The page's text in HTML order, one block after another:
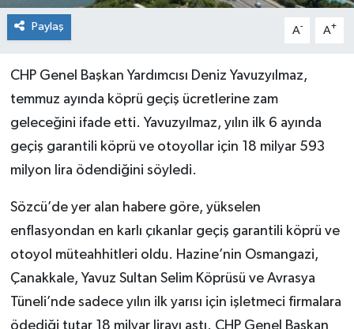
Paylaş A- A+
CHP Genel Başkan Yardımcısı Deniz Yavuzyılmaz,
temmuz ayında köprü geçiş ücretlerine zam
geleceğini ifade etti. Yavuzyılmaz, yılın ilk 6 ayında
geçiş garantili köprü ve otoyollar için 18 milyar 593
milyon lira ödendiğini söyledi.
Sözcü’de yer alan habere göre, yükselen
enflasyondan en karlı çıkanlar geçiş garantili köprü ve
otoyol müteahhitleri oldu. Hazine’nin Osmangazi,
Çanakkale, Yavuz Sultan Selim Köprüsü ve Avrasya
Tüneli’nde sadece yılın ilk yarısı için işletmeci firmalara
ödediği tutar 18 milyar lirayı aştı. CHP Genel Başkan